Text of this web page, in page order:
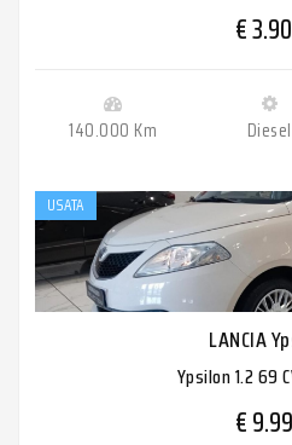
€
140.000 Km Diesel
USATA
LANCIA
Ypsilon 1.2 69
€